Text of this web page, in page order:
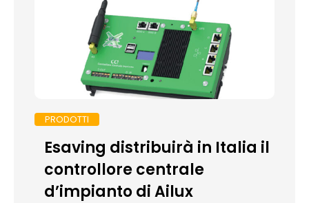
PRODOTTI
Esaving distribuirà in Italia il
controllore centrale
d’impianto di Ailux